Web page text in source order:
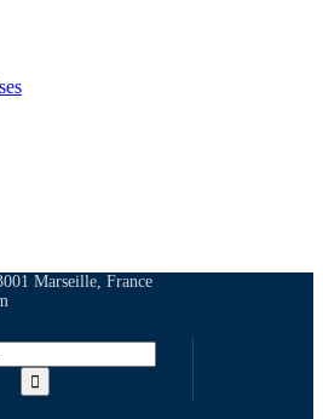
Marseille, France